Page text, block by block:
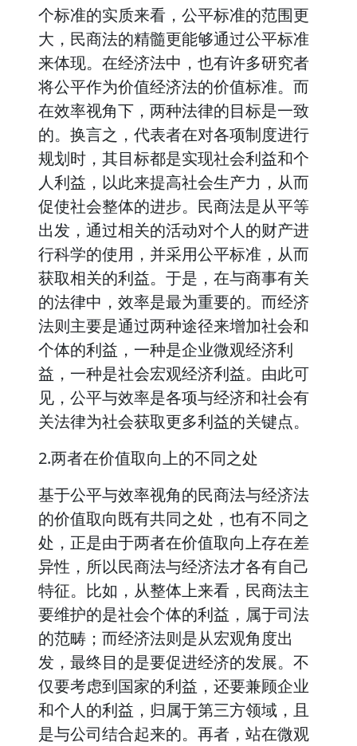
个标准的实质来看，公平标准的范围更
大，民商法的精髓更能够通过公平标准
来体现。在经济法中，也有许多研究者
将公平作为价值经济法的价值标准。而
在效率视角下，两种法律的目标是一致
的。换言之，代表者在对各项制度进行
规划时，其目标都是实现社会利益和个
人利益，以此来提高社会生产力，从而
促使社会整体的进步。民商法是从平等
出发，通过相关的活动对个人的财产进
行科学的使用，并采用公平标准，从而
获取相关的利益。于是，在与商事有关
的法律中，效率是最为重要的。而经济
法则主要是通过两种途径来增加社会和
个体的利益，一种是企业微观经济利
益，一种是社会宏观经济利益。由此可
见，公平与效率是各项与经济和社会有
关法律为社会获取更多利益的关键点。
2.两者在价值取向上的不同之处
基于公平与效率视角的民商法与经济法
的价值取向既有共同之处，也有不同之
处，正是由于两者在价值取向上存在差
异性，所以民商法与经济法才各有自己
特征。比如，从整体上来看，民商法主
要维护的是社会个体的利益，属于司法
的范畴；而经济法则是从宏观角度出
发，最终目的是要促进经济的发展。不
仅要考虑到国家的利益，还要兼顾企业
和个人的利益，归属于第三方领域，且
是与公司结合起来的。再者，站在微观